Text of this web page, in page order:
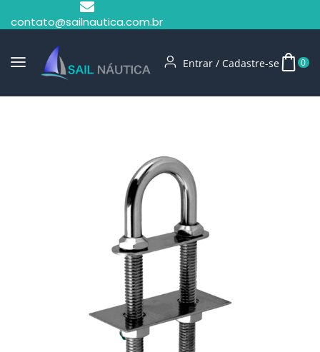
contato@sailnautica.com.br
Entrar / Cadastre-se 0